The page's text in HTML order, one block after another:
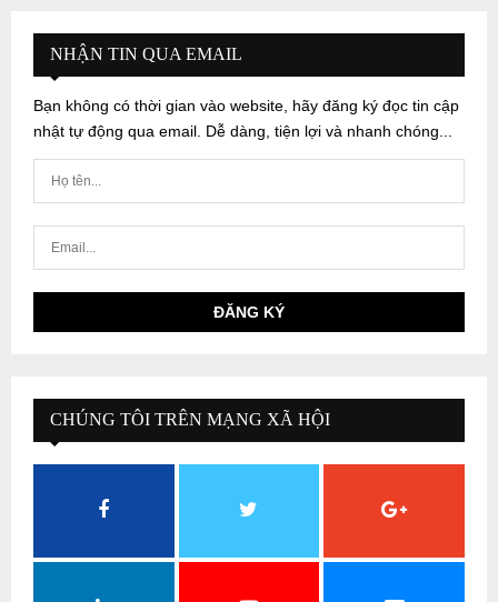
NHẬN TIN QUA EMAIL
Bạn không có thời gian vào website, hãy đăng ký đọc tin cập
nhật tự động qua email. Dễ dàng, tiện lợi và nhanh chóng...
CHÚNG TÔI TRÊN MẠNG XÃ HỘI